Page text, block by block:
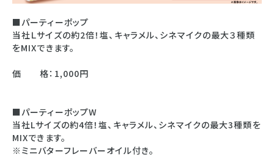
■パーティーポップ
当社Ｌサイズの約2倍！塩、キャラメル、シネマイクの最大３種類
をMIXできます。
価 格：1,000円
■パーティーポップW
当社Lサイズの約4倍！塩、キャラメル、シネマイクの最大3種類を
MIXできます。
※ミニバターフレーバーオイル付き。